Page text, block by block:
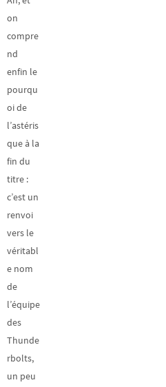
on
compre
nd
enfin le
pourqu
oi de
l’astéris
que à la
fin du
titre :
c’est un
renvoi
vers le
véritabl
e nom
de
l’équipe
des
Thunde
rbolts,
un peu